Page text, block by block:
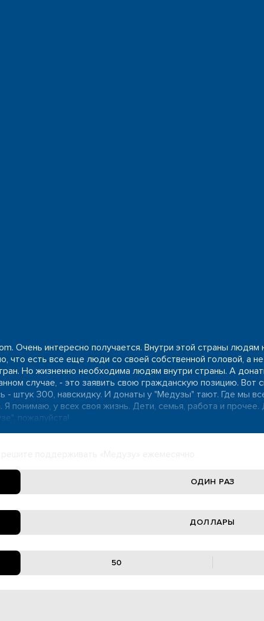
Очень интересно получается. Внутри этой страны людям
что есть все еще люди со своей собственной головой, а
Но жизненно необходима людям внутри страны. А
случае, - это заявить свою гражданскую позицию. Вот
- штук 300, навскидку. И донаты у "Медузы" тают. Где мы
понимаю, у всех своя жизнь. Дети, семья, работа и
пожалуйста!
ОДИН РАЗ
ДОЛЛАРЫ
50